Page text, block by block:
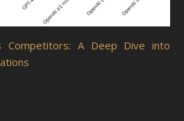
Competitors: A Deep Dive into